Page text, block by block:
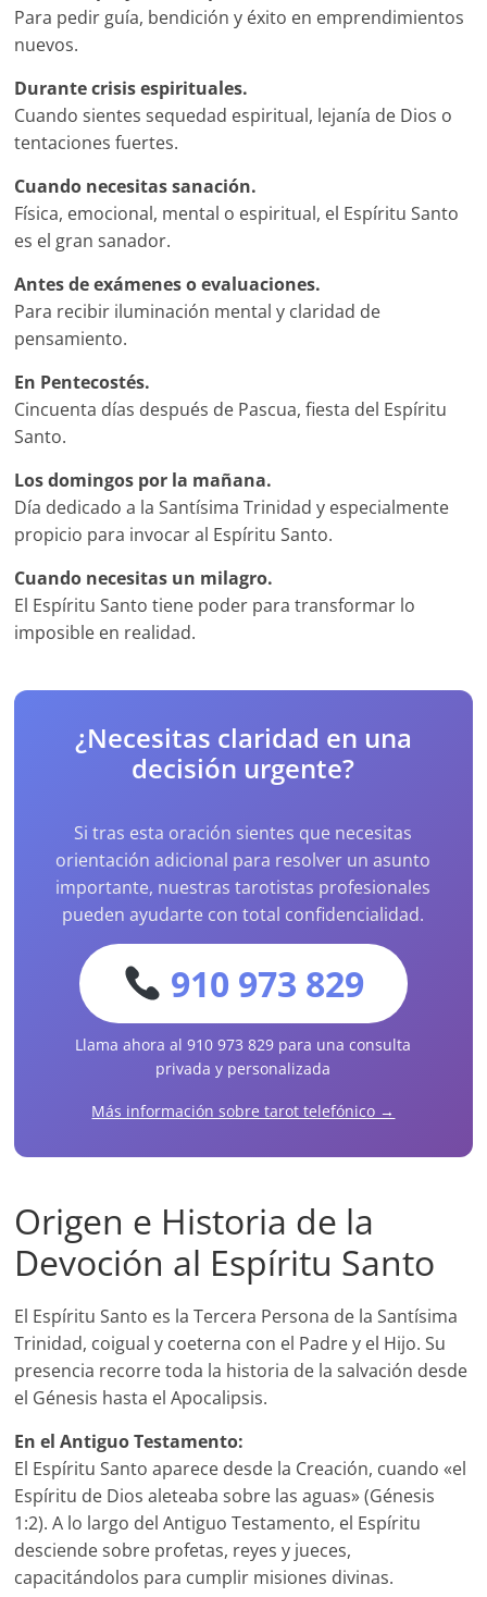
Para pedir guía, bendición y éxito en emprendimientos
nuevos.
Durante crisis espirituales.
Cuando sientes sequedad espiritual, lejanía de Dios o
tentaciones fuertes.
Cuando necesitas sanación.
Física, emocional, mental o espiritual, el Espíritu Santo
es el gran sanador.
Antes de exámenes o evaluaciones.
Para recibir iluminación mental y claridad de
pensamiento.
En Pentecostés.
Cincuenta días después de Pascua, fiesta del Espíritu
Santo.
Los domingos por la mañana.
Día dedicado a la Santísima Trinidad y especialmente
propicio para invocar al Espíritu Santo.
Cuando necesitas un milagro.
El Espíritu Santo tiene poder para transformar lo
imposible en realidad.
¿Necesitas claridad en una
decisión urgente?
Si tras esta oración sientes que necesitas
orientación adicional para resolver un asunto
importante, nuestras tarotistas profesionales
pueden ayudarte con total confidencialidad.
910 973 829
Llama ahora al 910 973 829 para una consulta
privada y personalizada
Más información sobre tarot telefónico →
Origen e Historia de la
Devoción al Espíritu Santo
El Espíritu Santo es la Tercera Persona de la Santísima
Trinidad, coigual y coeterna con el Padre y el Hijo. Su
presencia recorre toda la historia de la salvación desde
el Génesis hasta el Apocalipsis.
En el Antiguo Testamento:
El Espíritu Santo aparece desde la Creación, cuando «el
Espíritu de Dios aleteaba sobre las aguas» (Génesis
1:2). A lo largo del Antiguo Testamento, el Espíritu
desciende sobre profetas, reyes y jueces,
capacitándolos para cumplir misiones divinas.